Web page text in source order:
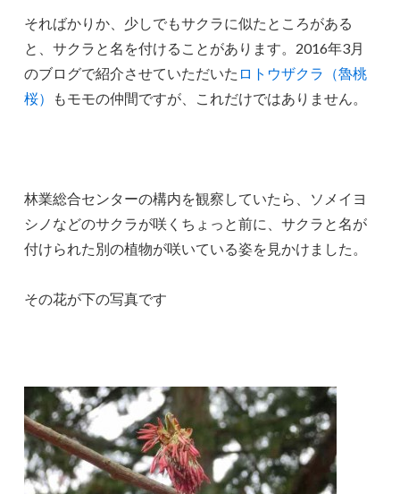
そればかりか、少しでもサクラに似たところがある
と、サクラと名を付けることがあります。2016年3月
のブログで紹介させていただいた ロトウザクラ（魯桃
桜）
もモモの仲間ですが、これだけではありません。
林業総合センターの構内を観察していたら、ソメイヨ
シノなどのサクラが咲くちょっと前に、サクラと名が
付けられた別の植物が咲いている姿を見かけました。
その花が下の写真です